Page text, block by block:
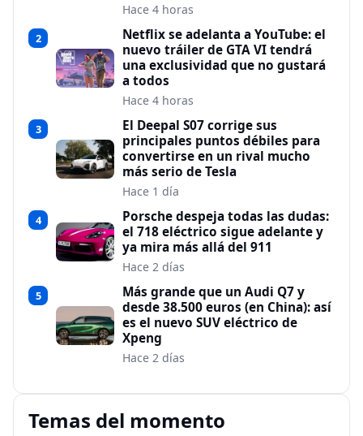
Hace 4 horas
2
Netflix se adelanta a YouTube: el
nuevo tráiler de GTA VI tendrá
una exclusividad que no gustará
a todos
Hace 4 horas
3
El Deepal S07 corrige sus
principales puntos débiles para
convertirse en un rival mucho
más serio de Tesla
Hace 1 día
4
Porsche despeja todas las dudas:
el 718 eléctrico sigue adelante y
ya mira más allá del 911
Hace 2 días
5
Más grande que un Audi Q7 y
desde 38.500 euros (en China): así
es el nuevo SUV eléctrico de
Xpeng
Hace 2 días
Temas del momento